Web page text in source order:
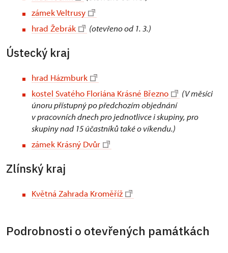
zámek Veltrusy
hrad Žebrák
(otevřeno od 1. 3.)
Ústecký kraj
hrad Házmburk
kostel Svatého Floriána Krásné Březno
(V měsíci
únoru přístupný po předchozím objednání
v pracovních dnech pro jednotlivce i skupiny, pro
skupiny nad 15 účastníků také o víkendu.)
zámek Krásný Dvůr
Zlínský kraj
Květná Zahrada Kroměříž
Podrobnosti o otevřených památkách